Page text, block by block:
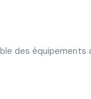
des équipements